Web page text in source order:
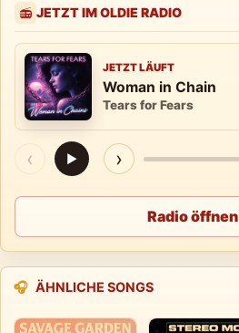
📻 JETZT IM OLDIE RADIO
JETZT LÄUFT
Woman in Chain
Tears for Fears
‹ ▶ ›
Radio öffnen
🎧 ÄHNLICHE SONGS